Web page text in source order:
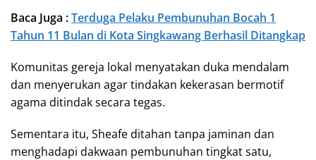
Baca Juga :Terduga Pelaku Pembunuhan Bocah 1
Tahun 11 Bulan di Kota Singkawang Berhasil Ditangkap
Komunitas gereja lokal menyatakan duka mendalam
dan menyerukan agar tindakan kekerasan bermotif
agama ditindak secara tegas.
Sementara itu, Sheafe ditahan tanpa jaminan dan
menghadapi dakwaan pembunuhan tingkat satu,